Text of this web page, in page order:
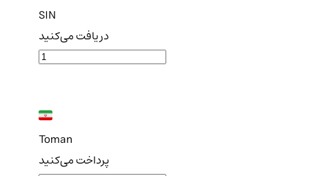
SIN
دریافت می‌کنید
Toman
پرداخت می‌کنید